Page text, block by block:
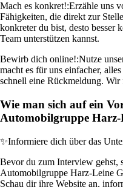
Mach es konkret!:Erzähle uns
Fähigkeiten, die direkt zur
konkreter du bist, desto besser
Team unterstützen kannst.
Bewirb dich online!:Nutze
macht es für uns einfacher,
schnell eine Rückmeldung.
Wie man sich auf ein
Automobilgruppe
✨Informiere dich über das
Bevor du zum Interview gehst,
Automobilgruppe Harz-Leine
Schau dir ihre Website an,